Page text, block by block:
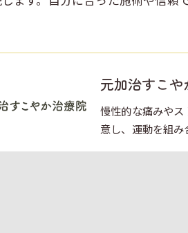
元加治すこ
慢性的な痛みや
意し、運動を組み